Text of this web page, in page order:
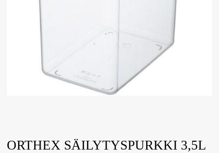
ORTHEX SÄILYTYSPURKKI 3,5L